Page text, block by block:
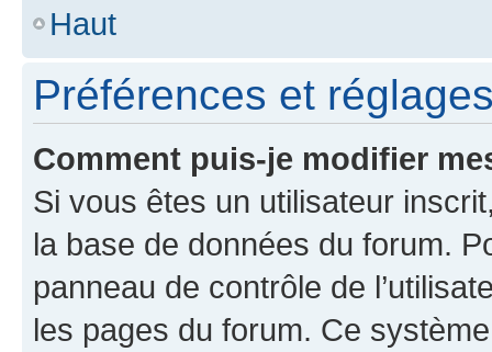
Haut
Préférences et
Comment puis-je modifier
Si vous êtes un utilisateur
la base de données du forum.
panneau de contrôle de
les pages du forum. Ce